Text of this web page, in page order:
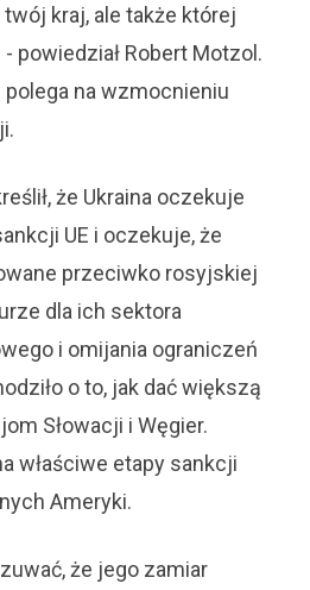
kraj, ale także której
powiedział Robert Motzol.
na wzmocnieniu
że Ukraina oczekuje
UE i oczekuje, że
przeciwko rosyjskiej
dla ich sektora
i omijania ograniczeń
o to, jak dać większą
Słowacji i Węgier.
właściwe etapy sankcji
Ameryki.
że jego zamiar